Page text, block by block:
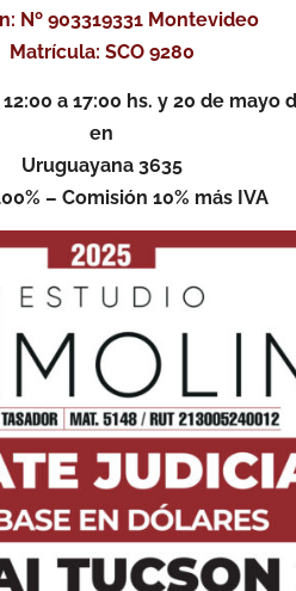
Nº 903319331 Montevideo
Matrícula: SCO 9280
a 17:00 hs. y 20 de mayo
en
Uruguayana 3635
– Comisión 10% más IVA